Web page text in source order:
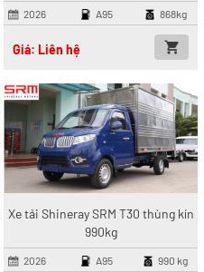
2026 A95 868kg
Giá: Liên hệ
Xe tải Shineray SRM T30 thùng kín
990kg
2026 A95 990 kg